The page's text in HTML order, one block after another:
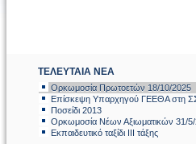
ΤΕΛΕΥΤΑΙΑ ΝΕΑ
Ορκωμοσία Πρωτοετών 18/10/2025
Επίσκεψη Υπαρχηγού ΓΕΕΘΑ στη
Ποσείδι 2013
Ορκωμοσία Νέων Αξιωματικών 31/
Εκπαιδευτικό ταξίδι ΙΙΙ τάξης